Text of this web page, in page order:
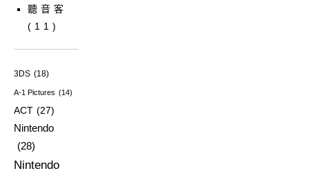
聽音客
(11)
3DS (18)
A-1 Pictures (14)
ACT (27)
Nintendo
(28)
Nintendo